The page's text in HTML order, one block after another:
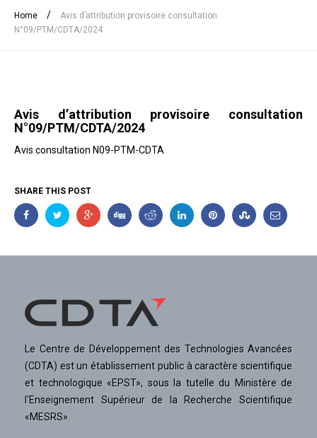
Home /
Avis d’attribution provisoire consultation
N°09/PTM/CDTA/2024
Avis d’attribution provisoire consultation
N°09/PTM/CDTA/2024
Avis consultation N09-PTM-CDTA
SHARE THIS POST
Le Centre de Développement des Technologies Avancées
(CDTA) est un établissement public à caractère scientifique
et technologique «EPST», sous la tutelle du Ministère de
l'Enseignement Supérieur de la Recherche Scientifique
«MESRS».